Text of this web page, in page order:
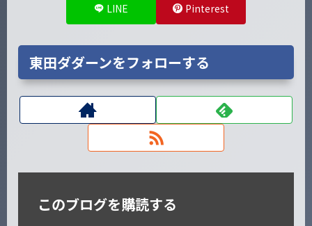
LINE Pinterest
東田ダダーンをフォローする
このブログを購読する